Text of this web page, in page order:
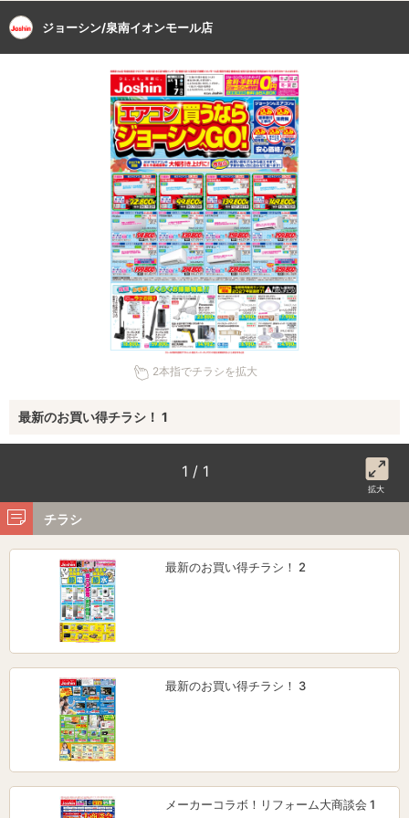
ジョーシン/泉南イオンモール店
2本指でチラシを拡大
最新のお買い得チラシ！ 1
1 / 1
拡大
チラシ
最新のお買い得チラシ！ 2
最新のお買い得チラシ！ 3
メーカーコラボ！リフォーム大商談会 1